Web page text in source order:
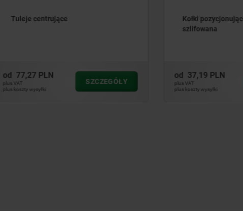
Kołki pozycjonujące ścięte
od 37,19 PLN
plus koszty wysyłki